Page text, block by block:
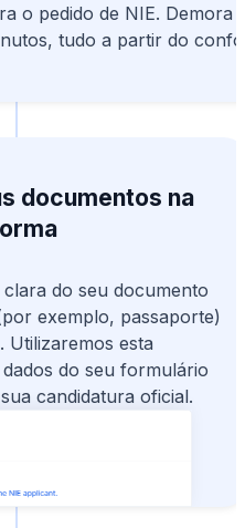
o pedido de NIE. Demora
tudo a partir do
documentos na
do seu documento
exemplo, passaporte)
Utilizaremos esta
do seu formulário
candidatura oficial.